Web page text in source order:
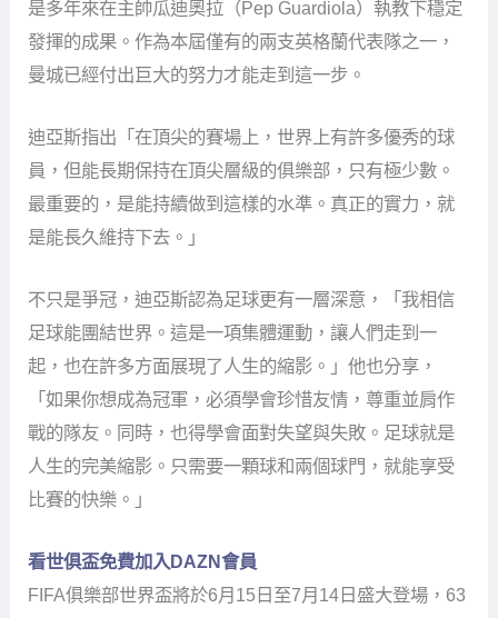
足球能團結世界。這是一項集體運動，讓人們走到一
起，也在許多方面展現了人生的縮影。」他也分享，
戰的隊友。同時，也得學會面對失望與失敗。足球就是
人生的完美縮影。只需要一顆球和兩個球門，就能享受
比賽的快樂。」
FIFA俱樂部世界盃將於6月15日至7月14日盛大登場，63
場比賽DAZN串流平台場場直播！現在就免費註冊加入
DAZN會員!